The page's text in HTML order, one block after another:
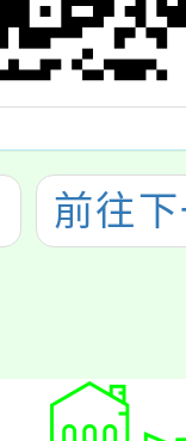
前往